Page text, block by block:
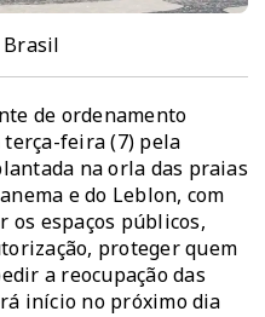
Brasil
de ordenamento
feira (7) pela
na orla das praias
e do Leblon, com
os espaços públicos,
proteger quem
a reocupação das
início no próximo dia